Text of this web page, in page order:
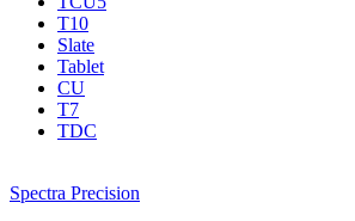
T10
Slate
Tablet
CU
T7
TDC
Spectra Precision